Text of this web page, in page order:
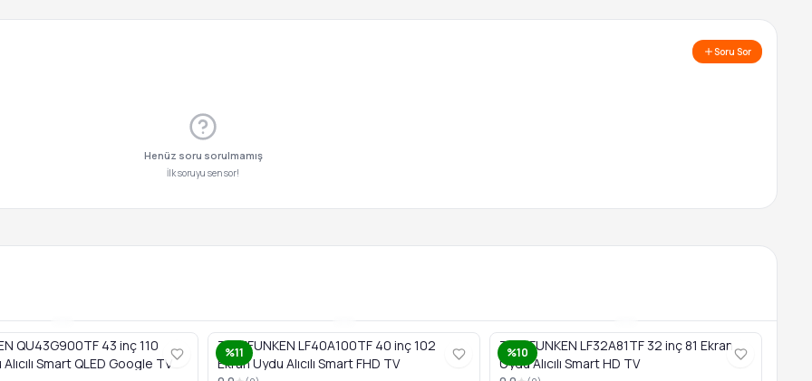
Soru Sor
Henüz soru sorulmamış
İlk soruyu sen sor!
QU43G900TF 43 inç 110
Smart QLED Google TV
%11
TELEFUNKEN LF40A100TF 40 inç 102
Ekran Uydu Alıcılı Smart FHD TV
%10
TELEFUNKEN LF32A81TF 32 inç 81 Ekran
Uydu Alıcılı Smart HD TV